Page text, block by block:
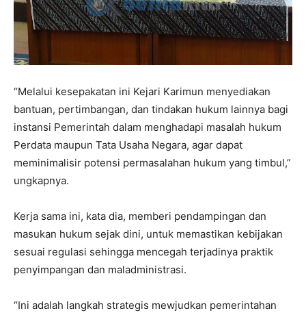
“Melalui kesepakatan ini Kejari Karimun menyediakan
bantuan, pertimbangan, dan tindakan hukum lainnya bagi
instansi Pemerintah dalam menghadapi masalah hukum
Perdata maupun Tata Usaha Negara, agar dapat
meminimalisir potensi permasalahan hukum yang timbul,”
ungkapnya.
Kerja sama ini, kata dia, memberi pendampingan dan
masukan hukum sejak dini, untuk memastikan kebijakan
sesuai regulasi sehingga mencegah terjadinya praktik
penyimpangan dan maladministrasi.
“Ini adalah langkah strategis mewjudkan pemerintahan